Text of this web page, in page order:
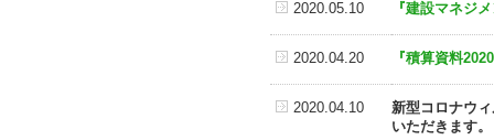
2020.05.10 『建設マネジ
2020.04.20 『積算資料
2020.04.10
新型コロナウ
いただきます。